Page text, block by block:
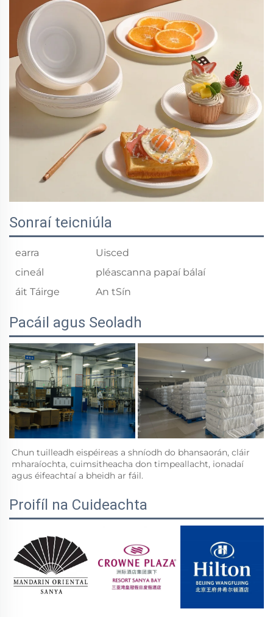
Sonraí teicniúla
earra
Uisced
cineál
pléascanna papaí bálaí
áit Táirge
An tSín
Pacáil agus Seoladh
Chun tuilleadh eispéireas a shníodh do bhansaorán, cláir
mharaíochta, cuimsitheacha don timpeallacht, ionadaí
agus éifeachtaí a bheidh ar fáil.
Proifíl na Cuideachta